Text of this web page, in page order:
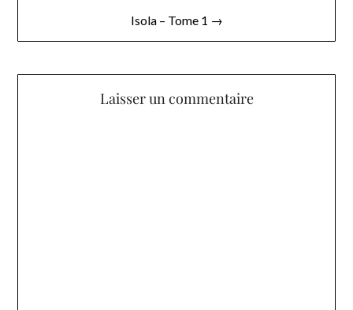
Isola – Tome 1 →
Laisser un commentaire